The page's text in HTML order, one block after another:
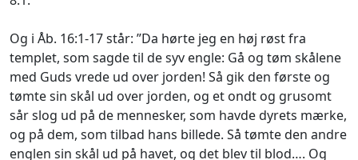
Og i Åb. 16:1-17 står: ”Da hørte jeg en høj røst fra
templet, som sagde til de syv engle: Gå og tøm skålene
med Guds vrede ud over jorden! Så gik den første og
tømte sin skål ud over jorden, og et ondt og grusomt
sår slog ud på de mennesker, som havde dyrets mærke,
og på dem, som tilbad hans billede. Så tømte den andre
englen sin skål ud på havet, og det blev til blod…. Og